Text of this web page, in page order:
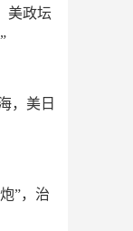
美政坛
，美日
”，治